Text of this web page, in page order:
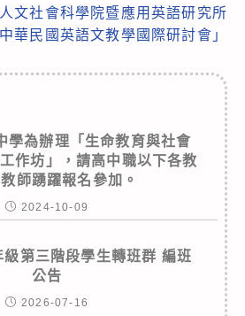
文社會科學院暨應用英語研究所
華民國英語文教學國際研討會」
學為辦理「生命教育與社會
作坊」，請高中職以下各教
師踴躍報名參加。
2024-10-09
第三階段學生轉班群 編班
公告
2026-07-16